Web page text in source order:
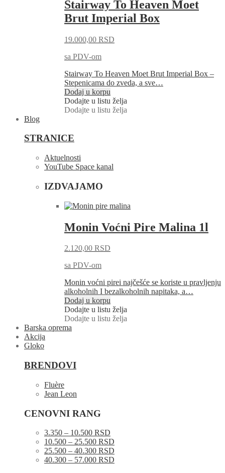
Stairway To Heaven Moet
Brut Imperial Box
19.000,00 RSD
sa PDV-om
Stairway To Heaven Moet Brut Imperial Box –
Stepenicama do zveda, a sve…
Dodaj u korpu
Dodajte u listu želja
Dodajte u listu želja
Blog
STRANICE
Aktuelnosti
YouTube Space kanal
IZDVAJAMO
Monin Voćni Pire Malina 1l
2.120,00 RSD
sa PDV-om
Monin voćni pirei najčešće se koriste u pravljenju
alkoholnih I bezalkoholnih napitaka, a…
Dodaj u korpu
Dodajte u listu želja
Dodajte u listu želja
Barska oprema
Akcija
Gloko
BRENDOVI
Fluère
Jean Leon
CENOVNI RANG
3.350 – 10.500 RSD
10.500 – 25.500 RSD
25.500 – 40.300 RSD
40.300 – 57.000 RSD